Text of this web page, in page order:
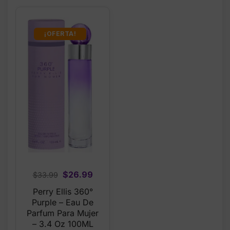
¡OFERTA!
$33.99
Original
price
was:
$33.99.
$26.99Current
price
is:
$26.99.
Perry Ellis 360°
Purple – Eau De
Parfum Para Mujer
– 3.4 Oz 100ML